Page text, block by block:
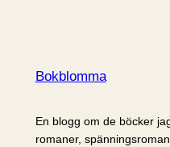
Bokblomma
En blogg om de böcker
romaner,